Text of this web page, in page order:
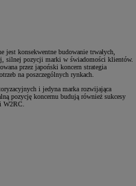
konsekwentne budowanie trwałych,
silnej pozycji marki w świadomości klientów.
przez japoński koncern strategia
na poszczególnych rynkach.
i jedyna marka rozwijająca
pozycję koncernu budują również sukcesy